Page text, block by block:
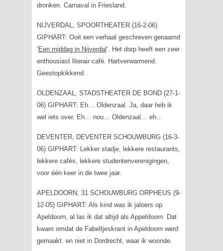
dronken. Carnaval in Friesland.
NIJVERDAL, SPOORTHEATER (16-2-06)
GIPHART: Ooit een verhaal geschreven genaamd
‘ Een middag in Nijverdal‘. Het dorp heeft een zeer
enthousiast literair café. Hartverwarmend.
Geestopkikkend.
OLDENZAAL, STADSTHEATER DE BOND (27-1-
06) GIPHART: Eh… Oldenzaal. Ja, daar heb ik
wel iets over. Eh… nou… Oldenzaal… eh…
DEVENTER, DEVENTER SCHOUWBURG (16-3-
06) GIPHART: Lekker stadje, lekkere restaurants,
lekkere cafés, lekkere studentenverenigingen,
voor één keer in de twee jaar.
APELDOORN, 31 SCHOUWBURG ORPHEUS (9-
12-05) GIPHART: Als kind was ik jaloers op
Apeldoorn, al las ik dat altijd als Appeldoorn. Dat
kwam omdat de Fabeltjeskrant in Apeldoorn werd
gemaakt. en niet in Dordrecht, waar ik woonde.